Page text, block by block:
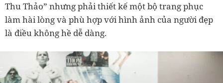
Thu Thảo” nhưng phải thiết kế một bộ trang phục
làm hài lòng và phù hợp với hình ảnh của người đẹp
là điều không hề dễ dàng.